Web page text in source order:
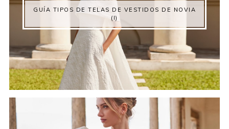
GUÍA TIPOS DE TELAS DE VESTIDOS DE NOVIA
(I)